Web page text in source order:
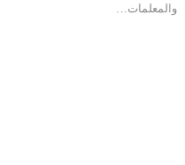
والمعلمات…